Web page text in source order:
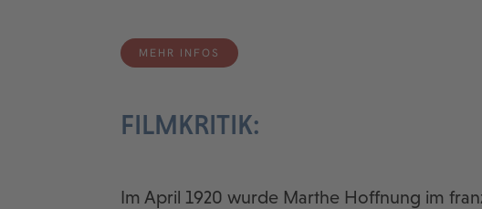
MEHR INFOS
FILMKRITIK:
Im April 1920 wurde Marthe Hoffnung im